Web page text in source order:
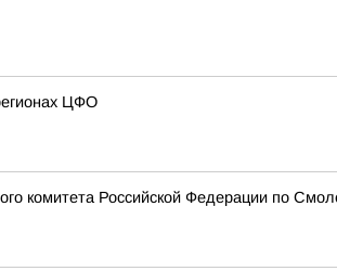
ЦФО
комитета Российской Федерации по